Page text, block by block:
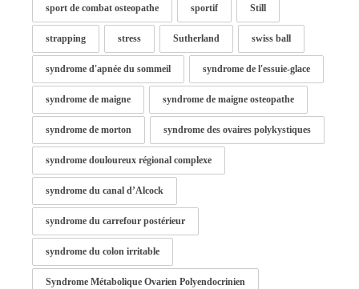
sport de combat osteopathe sportif Still
strapping stress Sutherland swiss ball
syndrome d'apnée du sommeil syndrome de l'essuie-glace
syndrome de maigne syndrome de maigne osteopathe
syndrome de morton syndrome des ovaires polykystiques
syndrome douloureux régional complexe
syndrome du canal d’Alcock
syndrome du carrefour postérieur
syndrome du colon irritable
Syndrome Métabolique Ovarien Polyendocrinien